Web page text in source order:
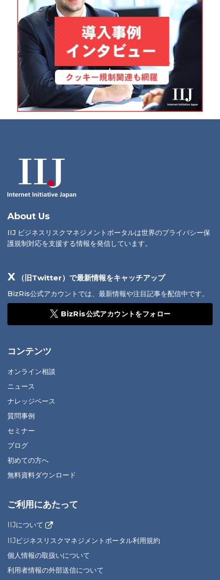
About Us
IIJ ビジネスリスクマネジメントポータルは世界のプライバシー保
護規制対応を支援する情報を発信しています。
X （旧Twitter）で最新情報をキャッチアップ
BizRis公式アカウントでは、最新情報や注目記事を配信中です。
BizRis公式アカウントをフォロー
コンテンツ
オンライン相談
ニュース
ナレッジベース
質問事例
セミナー
ブログ
初めての方へ
無料資料ダウンロード
ご利用にあたって
IIJについて
IIJビジネスリスクマネジメントポータル利用規約
個人情報の取扱いについて
利用者情報の外部送信について